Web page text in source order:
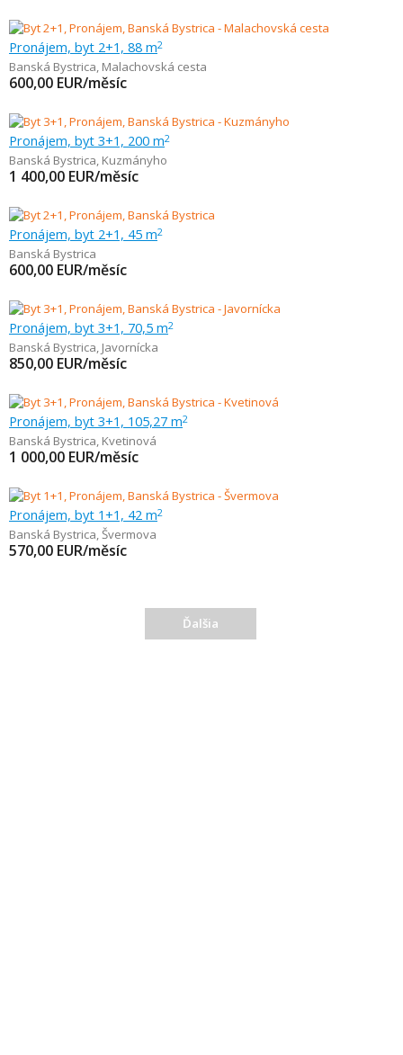
Pronájem, byt 2+1, 88 m2
Banská Bystrica, Malachovská cesta
600,00 EUR/měsíc
Pronájem, byt 3+1, 200 m2
Banská Bystrica, Kuzmányho
1 400,00 EUR/měsíc
Pronájem, byt 2+1, 45 m2
Banská Bystrica
600,00 EUR/měsíc
Pronájem, byt 3+1, 70,5 m2
Banská Bystrica, Javornícka
850,00 EUR/měsíc
Pronájem, byt 3+1, 105,27 m2
Banská Bystrica, Kvetinová
1 000,00 EUR/měsíc
Pronájem, byt 1+1, 42 m2
Banská Bystrica,Švermova
570,00 EUR/měsíc
Ďalšia